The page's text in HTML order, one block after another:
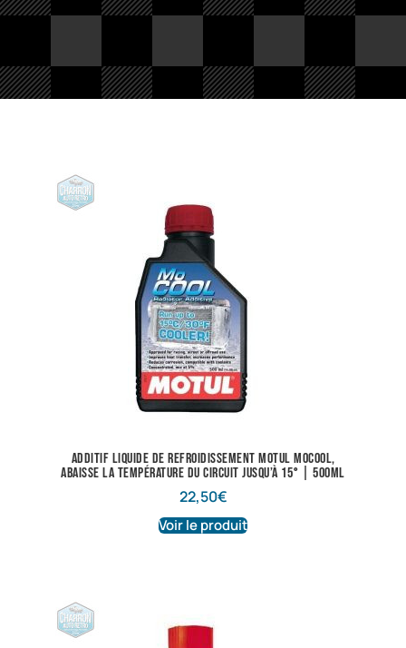
Additif liquide de refroidissement Motul Mocool,
abaisse la température du circuit jusqu’à 15° | 500ml
22,50€
Voir le produit